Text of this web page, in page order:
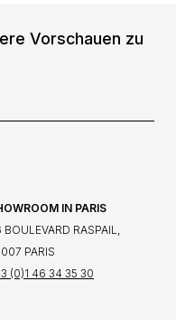
Vorschauen zu
IN PARIS
BOULEVARD RASPAIL,
PARIS
(0)1 46 34 35 30